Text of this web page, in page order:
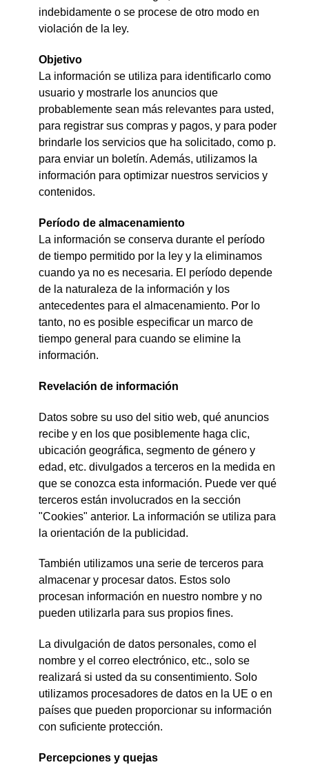
indebidamente o se procese de otro modo en
violación de la ley.
Objetivo
La información se utiliza para identificarlo como
usuario y mostrarle los anuncios que
probablemente sean más relevantes para usted,
para registrar sus compras y pagos, y para poder
brindarle los servicios que ha solicitado, como p.
para enviar un boletín. Además, utilizamos la
información para optimizar nuestros servicios y
contenidos.
Período de almacenamiento
La información se conserva durante el período
de tiempo permitido por la ley y la eliminamos
cuando ya no es necesaria. El período depende
de la naturaleza de la información y los
antecedentes para el almacenamiento. Por lo
tanto, no es posible especificar un marco de
tiempo general para cuando se elimine la
información.
Revelación de información
Datos sobre su uso del sitio web, qué anuncios
recibe y en los que posiblemente haga clic,
ubicación geográfica, segmento de género y
edad, etc. divulgados a terceros en la medida en
que se conozca esta información. Puede ver qué
terceros están involucrados en la sección
"Cookies" anterior. La información se utiliza para
la orientación de la publicidad.
También utilizamos una serie de terceros para
almacenar y procesar datos. Estos solo
procesan información en nuestro nombre y no
pueden utilizarla para sus propios fines.
La divulgación de datos personales, como el
nombre y el correo electrónico, etc., solo se
realizará si usted da su consentimiento. Solo
utilizamos procesadores de datos en la UE o en
países que pueden proporcionar su información
con suficiente protección.
Percepciones y quejas